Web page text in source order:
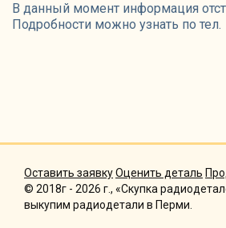
В данный момент информация
Подробности можно узнать по тел.
Оставить заявкуОценить деталь
© 2018г - 2026 г., «Скупка
выкупим радиодетали в Перми.